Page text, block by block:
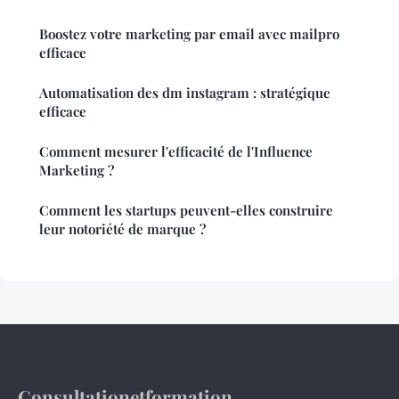
Boostez votre marketing par email avec mailpro
efficace
Automatisation des dm instagram : stratégique
efficace
Comment mesurer l'efficacité de l'Influence
Marketing ?
Comment les startups peuvent-elles construire
leur notoriété de marque ?